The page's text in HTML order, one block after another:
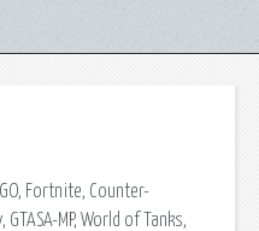
Fortnite, Counter-
MP, World of Tanks,